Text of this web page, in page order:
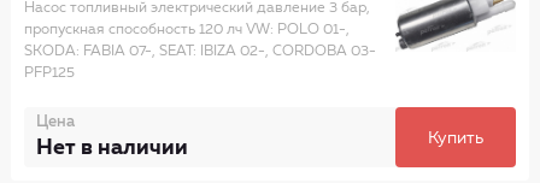
Насос топливный электрический давление 3 бар,
пропускная способность 120 лч VW: POLO 01-,
SKODA: FABIA 07-, SEAT: IBIZA 02-, CORDOBA 03-
PFP125
Цена
Нет в наличии Купить